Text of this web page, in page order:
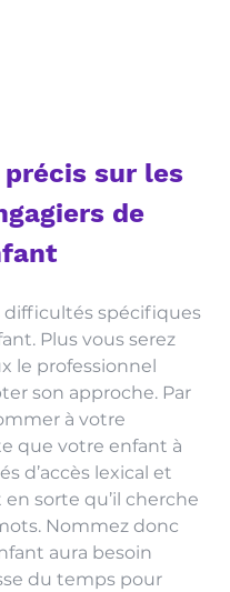
précis sur les
de
difficultés spécifiques
Plus vous serez
le professionnel
son approche. Par
à votre
que votre enfant à
d’accès lexical et
sorte qu’il cherche
Nommez donc
aura besoin
du temps pour